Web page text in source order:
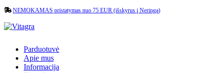
NEMOKAMAS pristatymas nuo 75 EUR (išskyrus į Neringą)
Parduotuvė
Apie mus
Informacija